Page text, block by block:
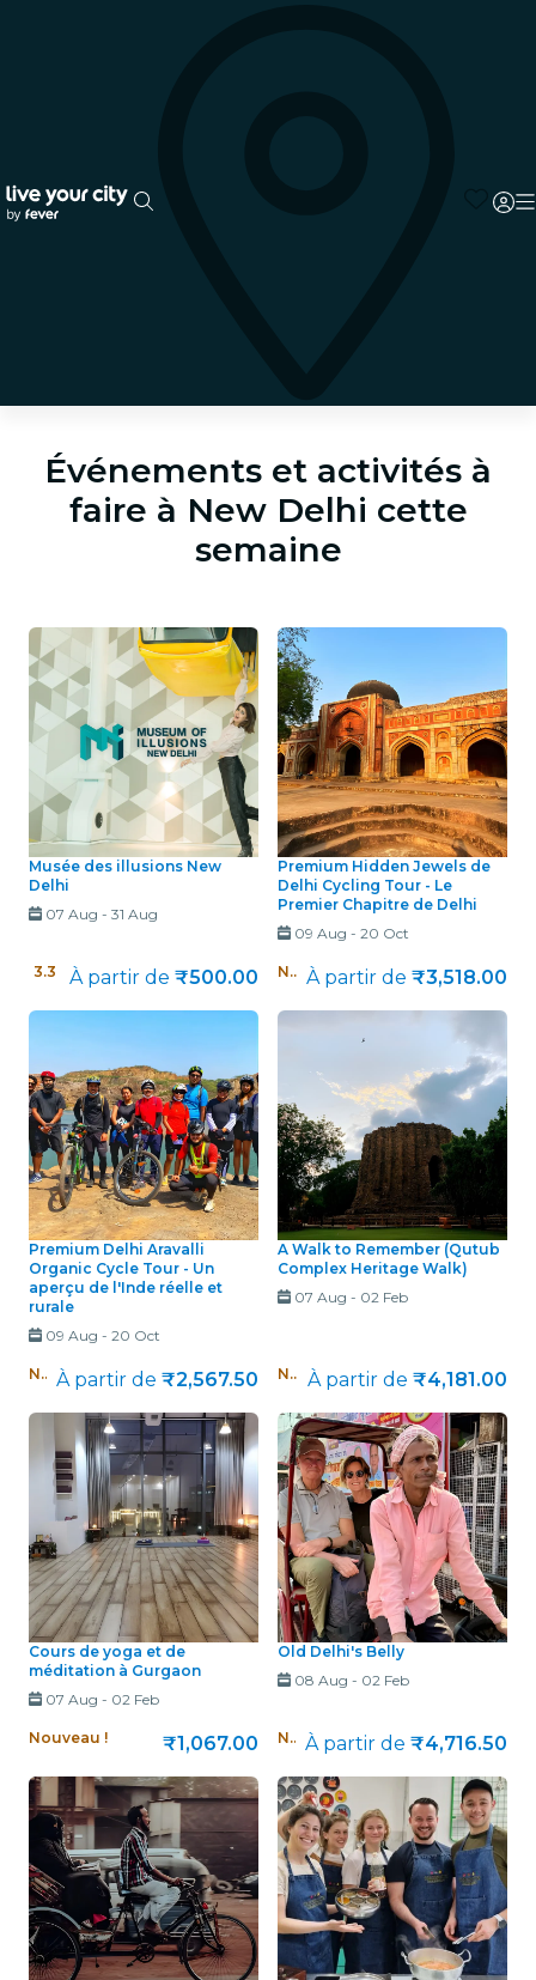
Événements et activités à
faire à New Delhi cette
semaine
Musée des illusions New
Delhi
07 Aug - 31 Aug
3.3 / 5
À partir de ₹500.00
Premium Hidden Jewels de
Delhi Cycling Tour - Le
Premier Chapitre de Delhi
09 Aug - 20 Oct
Nouveau ! À partir de ₹3,518.00
Premium Delhi Aravalli
Organic Cycle Tour - Un
aperçu de l'Inde réelle et
rurale
09 Aug - 20 Oct
Nouveau ! À partir de ₹2,567.50
A Walk to Remember (Qutub
Complex Heritage Walk)
07 Aug - 02 Feb
Nouveau ! À partir de ₹4,181.00
Cours de yoga et de
méditation à Gurgaon
07 Aug - 02 Feb
Nouveau ! ₹1,067.00
Old Delhi's Belly
08 Aug - 02 Feb
Nouveau ! À partir de ₹4,716.50